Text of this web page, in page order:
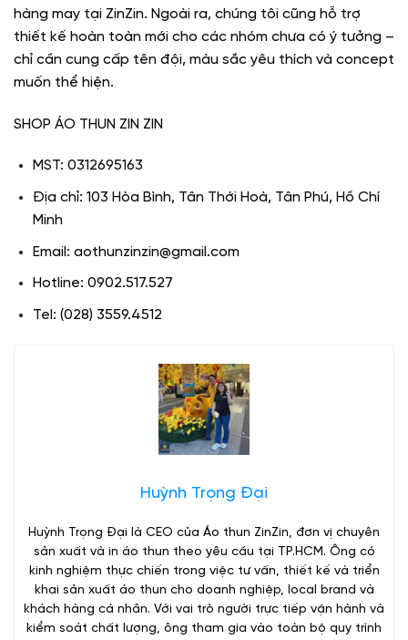
hàng may tại ZinZin. Ngoài ra, chúng tôi cũng hỗ trợ
thiết kế hoàn toàn mới cho các nhóm chưa có ý tưởng –
chỉ cần cung cấp tên đội, màu sắc yêu thích và concept
muốn thể hiện.
SHOP ÁO THUN ZIN ZIN
MST: 0312695163
Địa chỉ: 103 Hòa Bình, Tân Thới Hoà, Tân Phú, Hồ Chí
Minh
Email: aothunzinzin@gmail.com
Hotline: 0902.517.527
Tel: (028) 3559.4512
Huỳnh Trọng Đại
Huỳnh Trọng Đại là CEO của Áo thun ZinZin, đơn vị chuyên
sản xuất và in áo thun theo yêu cầu tại TP.HCM. Ông có
kinh nghiệm thực chiến trong việc tư vấn, thiết kế và triển
khai sản xuất áo thun cho doanh nghiệp, local brand và
khách hàng cá nhân. Với vai trò người trực tiếp vận hành và
kiểm soát chất lượng, ông tham gia vào toàn bộ quy trình